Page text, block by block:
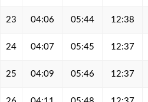
23 04:06 05:44 12:38
24 04:07 05:45 12:37
25 04:09 05:46 12:37